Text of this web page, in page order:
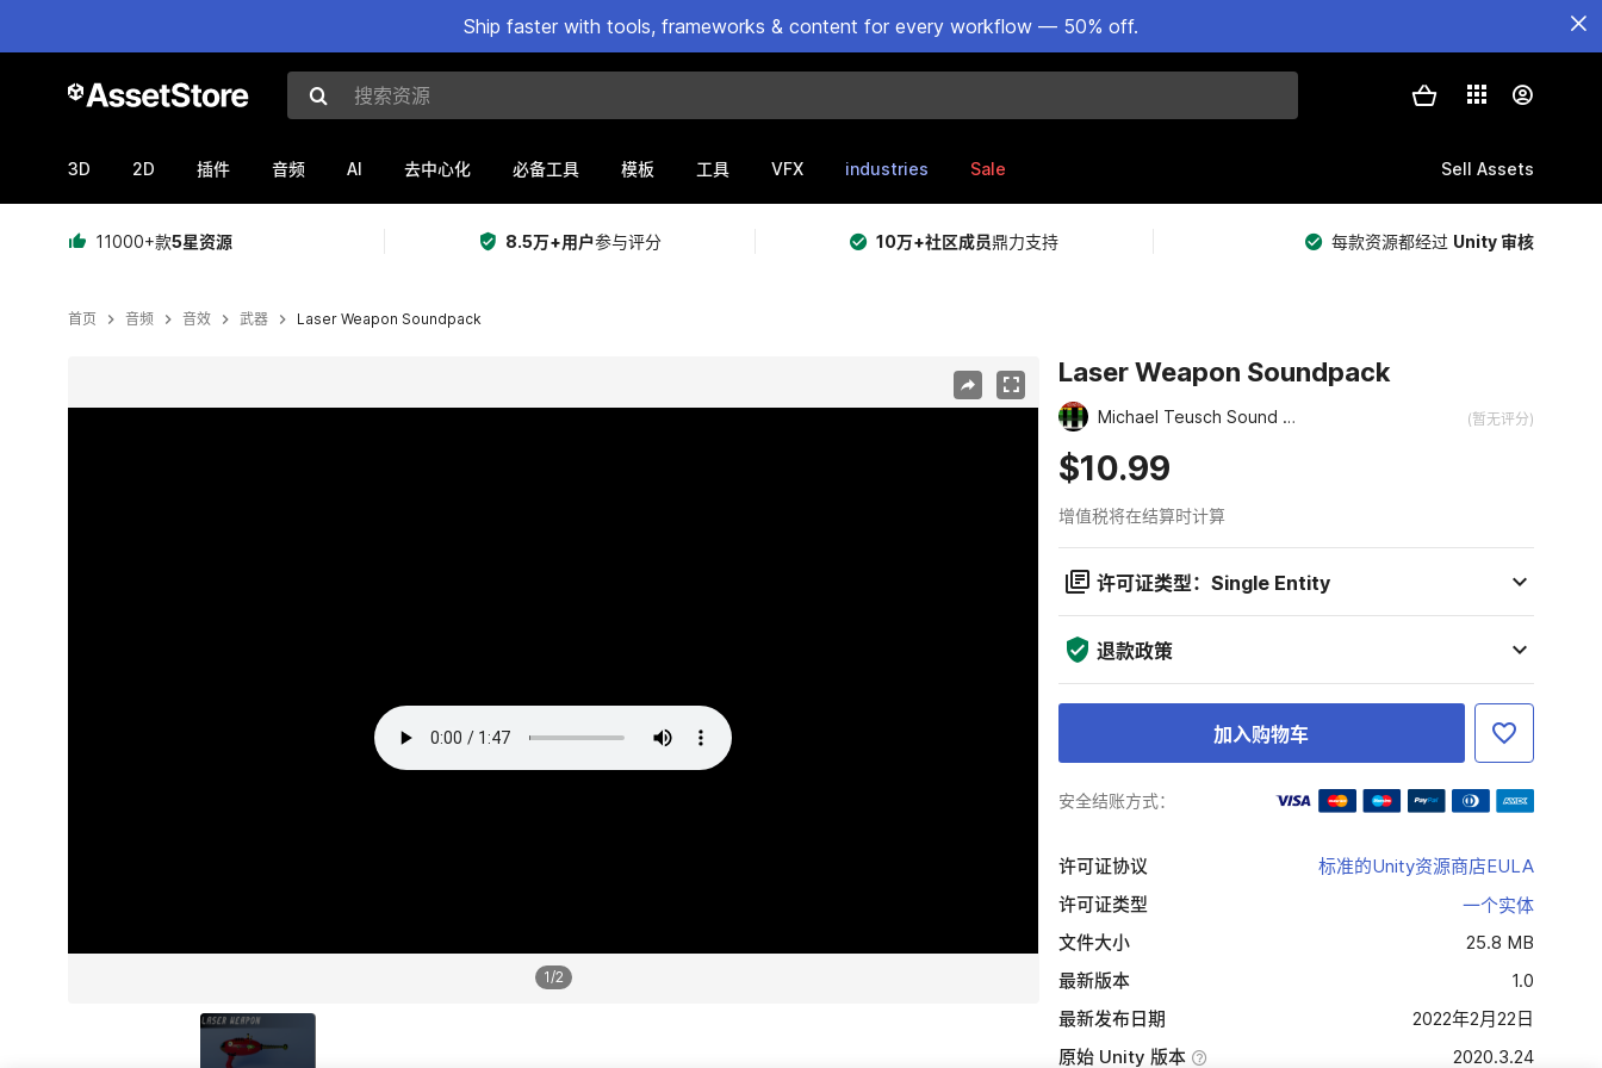
Ship faster with tools, frameworks & content for every workflow — 50% off.
搜索资源
3D 2D 插件 音频 AI 去中心化 必备工具 模板 工具 VFX industries Sale Sell Assets
11000+款5星资源 8.5万+用户参与评分 10万+社区成员鼎力支持 每款资源都经过 Unity 审核
首页 音频 音效 武器 Laser Weapon Soundpack
1/2
Laser Weapon Soundpack
Michael Teusch Sound Design (暂无评分)
$10.99
增值税将在结算时计算
许可证类型：Single Entity
退款政策
加入购物车
安全结账方式：
许可证协议
标准的Unity资源商店EULA
许可证类型
一个实体
文件大小
25.8 MB
最新版本
1.0
最新发布日期
2022年2月22日
原始 Unity 版本
2020.3.24